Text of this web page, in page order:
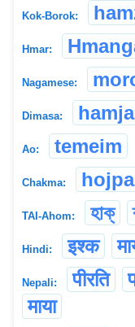
Kok-Borok:
Hmar:
Nagamese:
Dimasa:
Ao: temeim
Chakma:
TAI-Ahom: হাক্
Hindi: इश्क
Nepali: पीरति
माया